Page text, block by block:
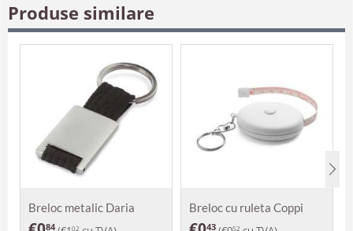
Produse similare
Breloc metalic Daria
84 02
Breloc cu ruleta Coppi
43 52